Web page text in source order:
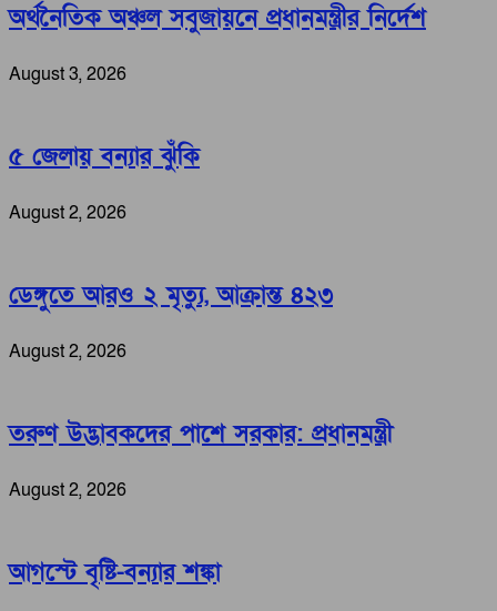
অর্থনৈতিক অঞ্চল সবুজায়নে প্রধানমন্ত্রীর নির্দেশ
August 3, 2026
৫ জেলায় বন্যার ঝুঁকি
August 2, 2026
ডেঙ্গুতে আরও ২ মৃত্যু, আক্রান্ত ৪২৩
August 2, 2026
তরুণ উদ্ভাবকদের পাশে সরকার: প্রধানমন্ত্রী
August 2, 2026
আগস্টে বৃষ্টি-বন্যার শঙ্কা